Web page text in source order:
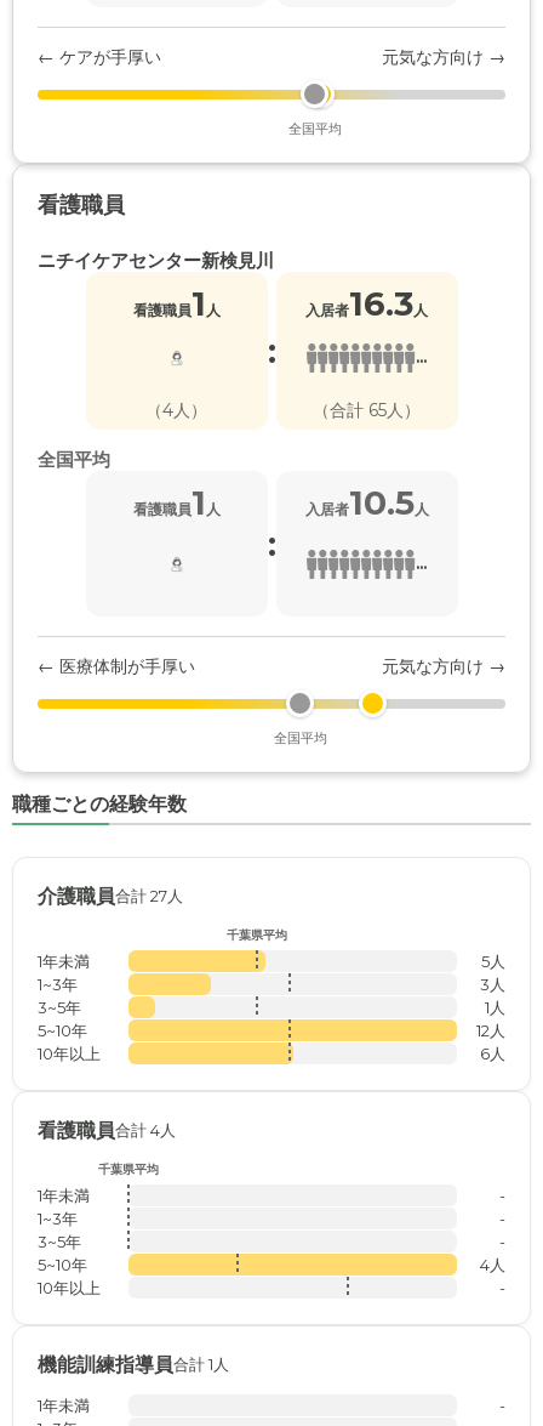
← ケアが手厚い 元気な方向け →
全国平均
看護職員
ニチイケアセンター新検見川
看護職員1 人
（4人）
:
入居者16.3 人
...
（合計 65人）
全国平均
看護職員1 人
:
入居者10.5人
...
← 医療体制が手厚い 元気な方向け →
全国平均
職種ごとの経験年数
介護職員合計 27人
千葉県平均
1年未満
5人
1~3年
3人
3~5年
1人
5~10年
12人
10年以上
6人
看護職員合計 4人
千葉県平均
1年未満
-
1~3年
-
3~5年
-
5~10年
4人
10年以上
-
機能訓練指導員合計 1人
1年未満
-